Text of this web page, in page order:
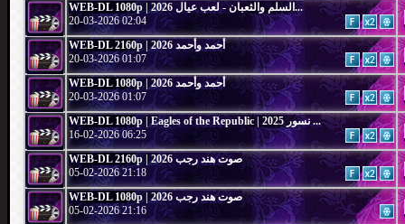
WEB-DL 1080p | 2026 السلم والثعبان - لعب عيال...
20-03-2026 02:04
WEB-DL 2160p | 2026 أحمد وأحمد
20-03-2026 01:07
WEB-DL 1080p | 2026 أحمد وأحمد
20-03-2026 01:07
WEB-DL 1080p | Eagles of the Republic | 2025 نسور ...
16-02-2026 06:25
WEB-DL 2160p | 2026 صوت هند رجب
05-02-2026 21:18
WEB-DL 1080p | 2026 صوت هند رجب
05-02-2026 21:16